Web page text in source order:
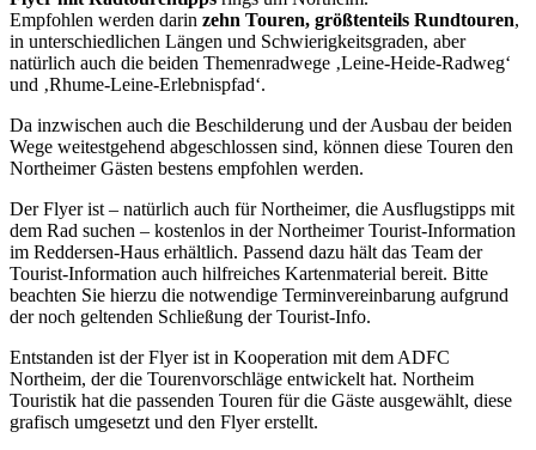
Empfohlen werden darin zehn Touren, größtenteils Rundtouren,
in unterschiedlichen Längen und Schwierigkeitsgraden, aber
natürlich auch die beiden Themenradwege ‚Leine-Heide-Radweg‘
und ‚Rhume-Leine-Erlebnispfad‘.
Da inzwischen auch die Beschilderung und der Ausbau der beiden
Wege weitestgehend abgeschlossen sind, können diese Touren den
Northeimer Gästen bestens empfohlen werden.
Der Flyer ist – natürlich auch für Northeimer, die Ausflugstipps mit
dem Rad suchen – kostenlos in der Northeimer Tourist-Information
im Reddersen-Haus erhältlich. Passend dazu hält das Team der
Tourist-Information auch hilfreiches Kartenmaterial bereit. Bitte
beachten Sie hierzu die notwendige Terminvereinbarung aufgrund
der noch geltenden Schließung der Tourist-Info.
Entstanden ist der Flyer ist in Kooperation mit dem ADFC
Northeim, der die Tourenvorschläge entwickelt hat. Northeim
Touristik hat die passenden Touren für die Gäste ausgewählt, diese
grafisch umgesetzt und den Flyer erstellt.